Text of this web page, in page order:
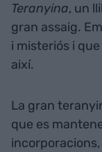
Teranyina, un
gran assaig.
i misteriós i
així.
La gran
que es